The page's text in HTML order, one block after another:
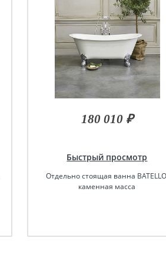
180 010 ₽
Быстрый просмотр
Отдельно стоящая ванна
каменная масса